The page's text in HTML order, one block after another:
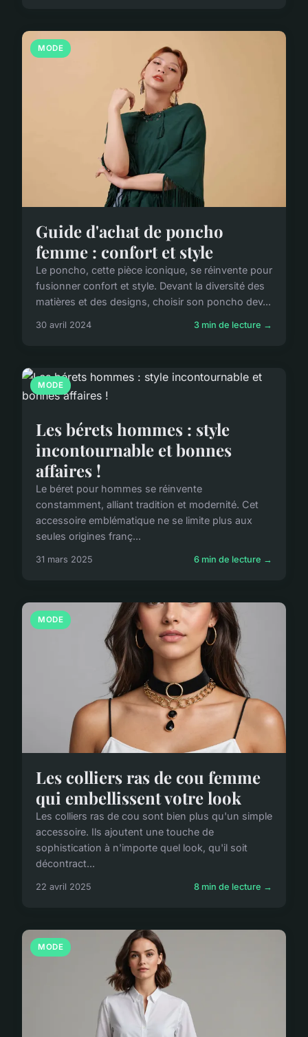
MODE
Guide d'achat de poncho
femme : confort et style
Le poncho, cette pièce iconique, se réinvente pour
fusionner confort et style. Devant la diversité des
matières et des designs, choisir son poncho dev...
30 avril 2024 3 min de lecture →
MODE
Les bérets hommes : style
incontournable et bonnes
affaires !
Le béret pour hommes se réinvente
constamment, alliant tradition et modernité. Cet
accessoire emblématique ne se limite plus aux
seules origines franç...
31 mars 2025 6 min de lecture →
MODE
Les colliers ras de cou femme
qui embellissent votre look
Les colliers ras de cou sont bien plus qu'un simple
accessoire. Ils ajoutent une touche de
sophistication à n'importe quel look, qu'il soit
décontract...
22 avril 2025 8 min de lecture →
MODE